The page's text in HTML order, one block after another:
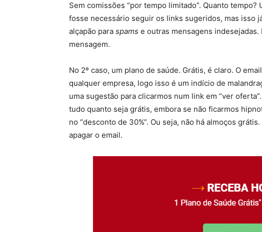
Sem comissões “por tempo limitado”. Quanto tempo?
fosse necessário seguir os links sugeridos, mas isso
alçapão para spams e outras mensagens indesejadas.
mensagem.
No 2º caso, um plano de saúde. Grátis, é claro. O
qualquer empresa, logo isso é um indício de
uma sugestão para clicarmos num link em “ver
tudo quanto seja grátis, embora se não ficarmos
no “desconto de 30%”. Ou seja, não há almoços
apagar o email.